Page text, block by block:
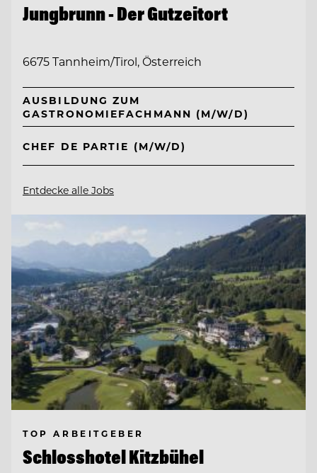
Jungbrunn - Der Gutzeitort
6675 Tannheim/Tirol, Österreich
AUSBILDUNG ZUM
GASTRONOMIEFACHMANN (M/W/D)
CHEF DE PARTIE (M/W/D)
Entdecke alle Jobs
TOP ARBEITGEBER
Schlosshotel Kitzbühel